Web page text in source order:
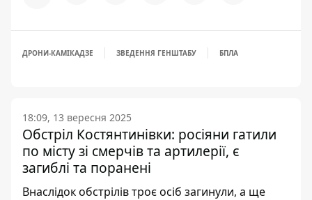
ДРОНИ-КАМІКАДЗЕ ЗВЕДЕННЯ ГЕНШТАБУ БПЛА
18:09, 13 вересня 2025
Обстріл Костянтинівки: росіяни гатили
по місту зі смерчів та артилерії, є
загиблі та поранені
Внаслідок обстрілів троє осіб загинули, а ще